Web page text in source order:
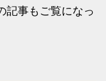
記事もご覧になっ